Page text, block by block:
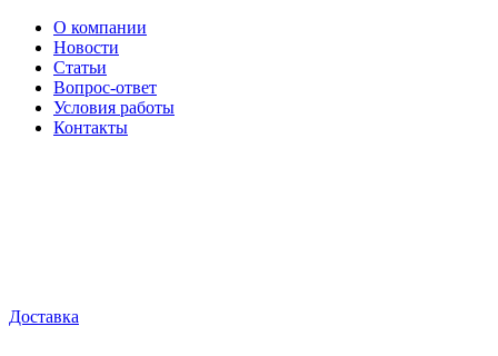
О компании
Новости
Статьи
Вопрос-ответ
Условия работы
Контакты
Доставка